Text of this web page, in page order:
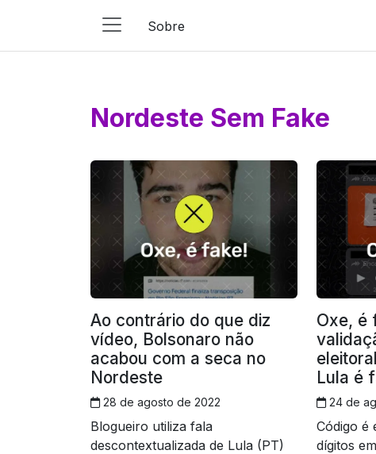
Sobre
Nordeste Sem Fake
Ao contrário do que diz
vídeo, Bolsonaro não
acabou com a seca no
Nordeste
28 de agosto de 2022
Blogueiro utiliza fala
descontextualizada de Lula (PT)
Oxe, é
Lula é
24 de
Código é
dígitos